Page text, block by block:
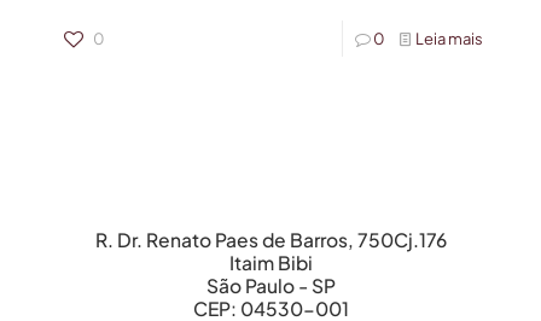
0 0 Leia mais
R. Dr. Renato Paes de Barros, 750Cj.176
Itaim Bibi
São Paulo - SP
CEP: 04530-001